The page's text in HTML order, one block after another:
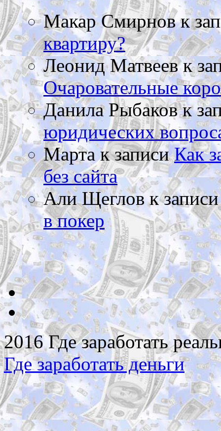
Макар Смирновк
квартиру?
Леонид Матвеевк
Очаровательные
Данила Рыбаковк
юридических
Мартак записиКак
без сайта
Али Щегловк
в покер
2016 Где заработать
Где заработать деньги